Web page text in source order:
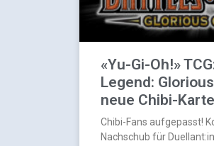
«Yu-Gi-Oh!»
Legend:
neue Chibi-
Chibi-Fans aufgepasst!
Nachschub für